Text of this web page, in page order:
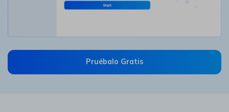
Aceptar Prueba Online
Pruébalo Gratis